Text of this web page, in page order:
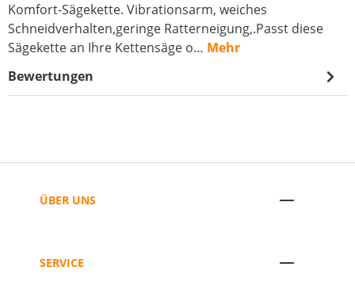
Komfort-Sägekette. Vibrationsarm, weiches
Schneidverhalten,geringe Ratterneigung,.Passt diese
Sägekette an Ihre Kettensäge o… Mehr
Bewertungen
ÜBER UNS
SERVICE